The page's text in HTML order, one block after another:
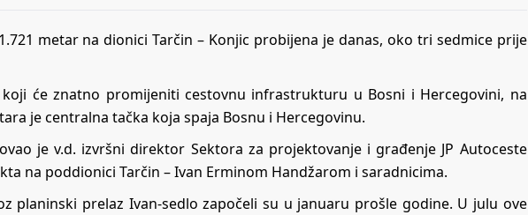
metar na dionici Tarčin – Konjic probijena je danas, oko tri sedmice prije
će znatno promijeniti cestovnu infrastrukturu u Bosni i Hercegovini, na
je centralna tačka koja spaja Bosnu i Hercegovinu.
je v.d. izvršni direktor Sektora za projektovanje i građenje JP Autoceste
na poddionici Tarčin – Ivan Erminom Handžarom i saradnicima.
planinski prelaz Ivan-sedlo započeli su u januaru prošle godine. U julu ove